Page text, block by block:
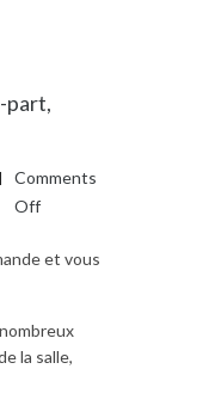
part,
Comments
Off
et vous
la salle,